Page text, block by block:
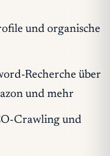
und organische
Recherche über
und mehr
Crawling und